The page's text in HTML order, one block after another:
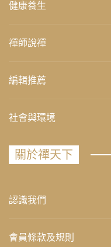
健康養生
禪師說禪
編輯推薦
社會與環境
關於禪天下
認識我們
會員條款及規則